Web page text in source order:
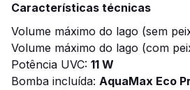
Características técnicas
Volume máximo do lago (sem
Volume máximo do lago (com
Potência UVC: 11 W
Bomba incluída: AquaMax Eco